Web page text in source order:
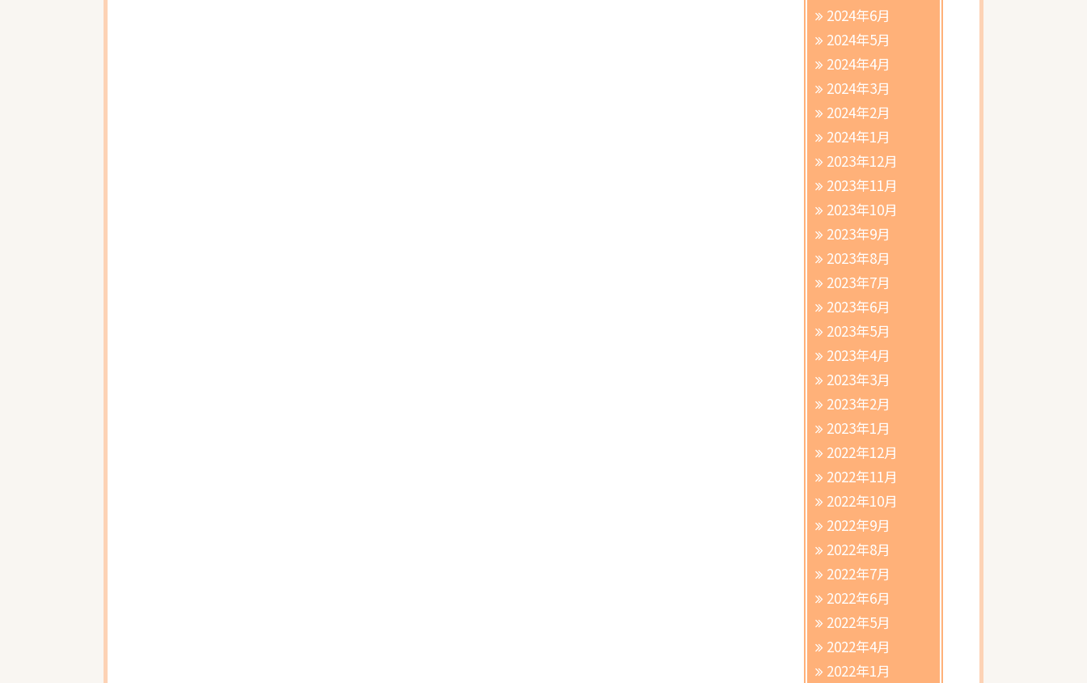
2024年6月
2024年5月
2024年4月
2024年3月
2024年2月
2024年1月
2023年12月
2023年11月
2023年10月
2023年9月
2023年8月
2023年7月
2023年6月
2023年5月
2023年4月
2023年3月
2023年2月
2023年1月
2022年12月
2022年11月
2022年10月
2022年9月
2022年8月
2022年7月
2022年6月
2022年5月
2022年4月
2022年1月